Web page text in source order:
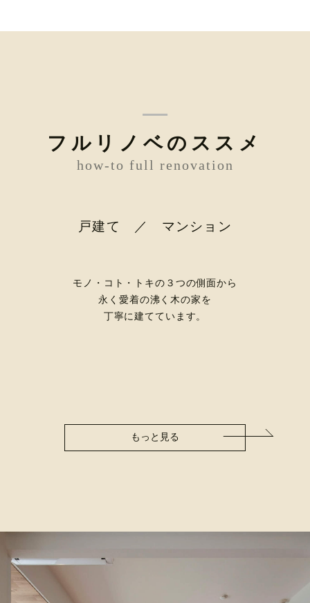
フルリノベのススメ
how-to full renovation
戸建て ／ マンション
モノ・コト・トキの３つの側面から
永く愛着の沸く木の家を
丁寧に建てています。
もっと見る